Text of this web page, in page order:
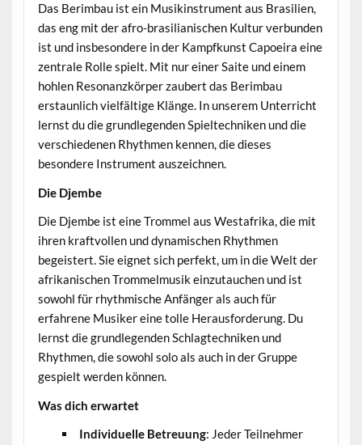
Das Berimbau ist ein Musikinstrument aus Brasilien,
das eng mit der afro-brasilianischen Kultur verbunden
ist und insbesondere in der Kampfkunst Capoeira eine
zentrale Rolle spielt. Mit nur einer Saite und einem
hohlen Resonanzkörper zaubert das Berimbau
erstaunlich vielfältige Klänge. In unserem Unterricht
lernst du die grundlegenden Spieltechniken und die
verschiedenen Rhythmen kennen, die dieses
besondere Instrument auszeichnen.
Die Djembe
Die Djembe ist eine Trommel aus Westafrika, die mit
ihren kraftvollen und dynamischen Rhythmen
begeistert. Sie eignet sich perfekt, um in die Welt der
afrikanischen Trommelmusik einzutauchen und ist
sowohl für rhythmische Anfänger als auch für
erfahrene Musiker eine tolle Herausforderung. Du
lernst die grundlegenden Schlagtechniken und
Rhythmen, die sowohl solo als auch in der Gruppe
gespielt werden können.
Was dich erwartet
Individuelle Betreuung: Jeder Teilnehmer